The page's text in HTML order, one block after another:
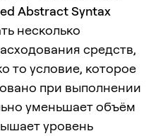
Abstract Syntax
несколько
средств,
то условие, которое
при выполнении
уменьшает объём
уровень